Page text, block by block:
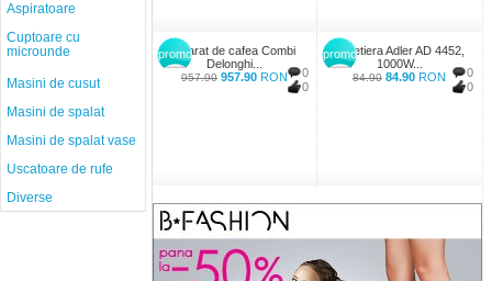
promo
0
0
Aparat de cafea Combi
Delonghi...
957.90 957.90 RON
promo
0
0
Cafetiera Adler AD 4452,
1000W...
84.90 84.90 RON
Aspiratoare
Cuptoare cu
microunde
Masini de cusut
Masini de spalat
Masini de spalat vase
Uscatoare de rufe
Diverse